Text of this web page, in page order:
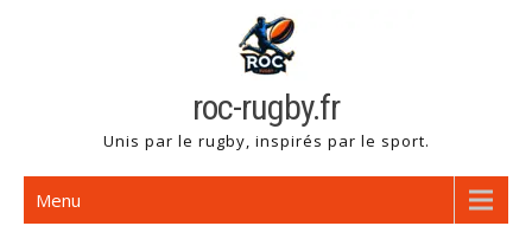
roc-rugby.fr
Unis par le rugby, inspirés par le sport.
Menu